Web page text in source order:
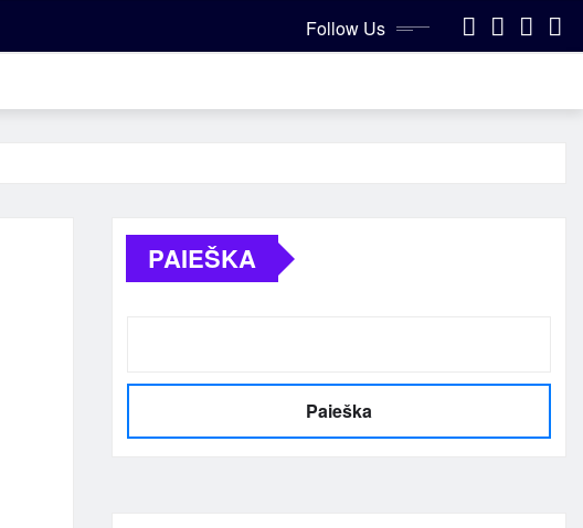
Follow Us
PAIEŠKA
Paieška